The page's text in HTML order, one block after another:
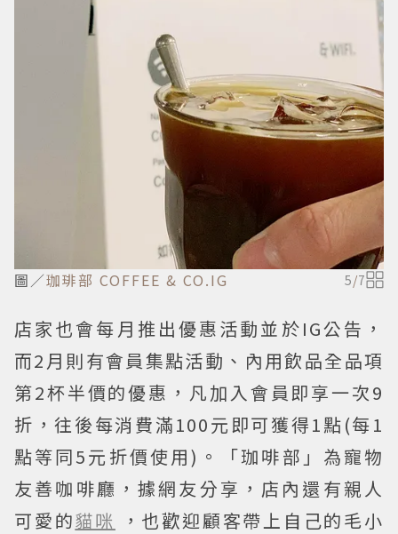
圖／珈琲部 COFFEE & CO.IG 5/7
店家也會每月推出優惠活動並於IG公告，
而2月則有會員集點活動、內用飲品全品項
第2杯半價的優惠，凡加入會員即享一次9
折，往後每消費滿100元即可獲得1點(每1
點等同5元折價使用)。「珈啡部」為寵物
友善咖啡廳，據網友分享，店內還有親人
可愛的貓咪
，也歡迎顧客帶上自己的毛小